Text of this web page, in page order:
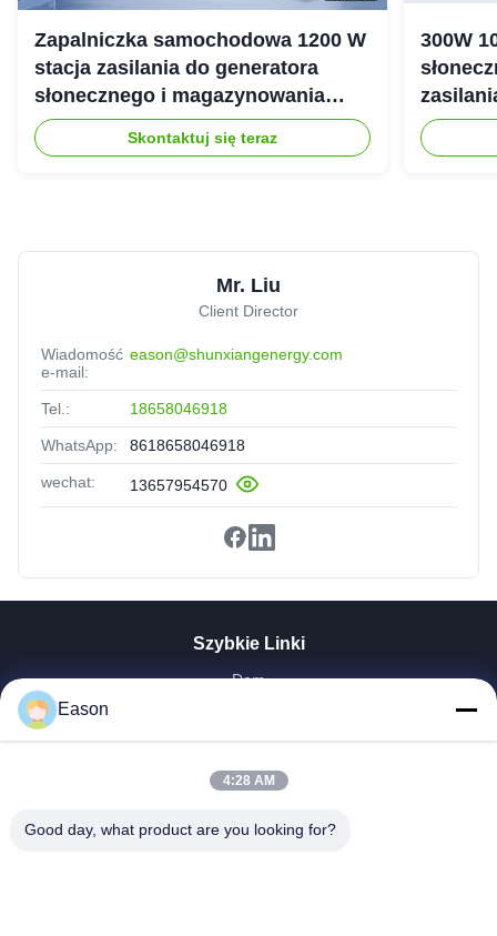
Zapalniczka samochodowa 1200 W
stacja zasilania do generatora
słonecznego i magazynowania
energii
Skontaktuj się teraz
300W
Mr. Liu
Client Director
Wiadomość
e-mail:
eason@shunxiangenergy.com
Tel.: 18658046918
WhatsApp: 8618658046918
wechat: 13657954570
Szybkie Linki
Dom
Filmy
Wycieczka Po Fabryce
Kontrola Jakości
Eason
4:28 AM
Good day, what product are you looking for?